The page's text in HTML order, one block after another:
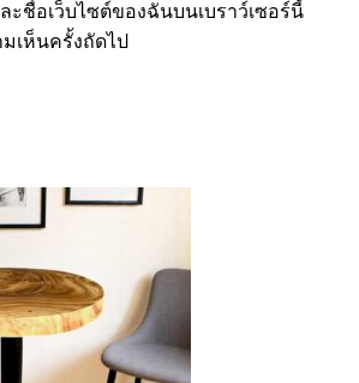
ะชื่อเว็บไซต์ของฉันบนเบราว์เซอร์นี้
เห็นครั้งถัดไป